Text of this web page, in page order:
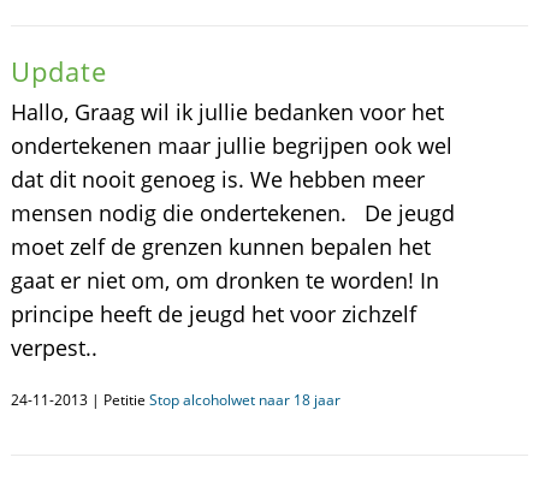
Update
Hallo, Graag wil ik jullie bedanken voor het
ondertekenen maar jullie begrijpen ook wel
dat dit nooit genoeg is. We hebben meer
mensen nodig die ondertekenen. De jeugd
moet zelf de grenzen kunnen bepalen het
gaat er niet om, om dronken te worden! In
principe heeft de jeugd het voor zichzelf
verpest..
24-11-2013 | Petitie Stop alcoholwet naar 18 jaar